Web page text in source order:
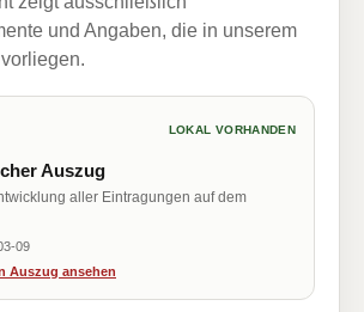
und Angaben, die in unserem
LOKAL VORHANDEN
Auszug
aller Eintragungen auf dem
09
Auszug ansehen